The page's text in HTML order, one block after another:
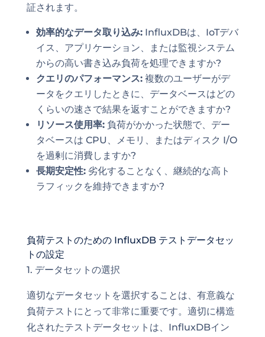
証されます。
効率的なデータ取り込み:InfluxDBは、IoTデバ
イス、アプリケーション、または監視システム
からの高い書き込み負荷を処理できますか?
クエリのパフォーマンス:複数のユーザーがデ
ータをクエリしたときに、データベースはどの
くらいの速さで結果を返すことができますか?
リソース使用率:負荷がかかった状態で、デー
タベースは CPU、メモリ、またはディスク I/O
を過剰に消費しますか?
長期安定性:劣化することなく、継続的な高ト
ラフィックを維持できますか?
負荷テストのための InfluxDB テストデータセッ
トの設定
1. データセットの選択
適切なデータセットを選択することは、有意義な
負荷テストにとって非常に重要です。適切に構造
化されたテストデータセットは、InfluxDBイン